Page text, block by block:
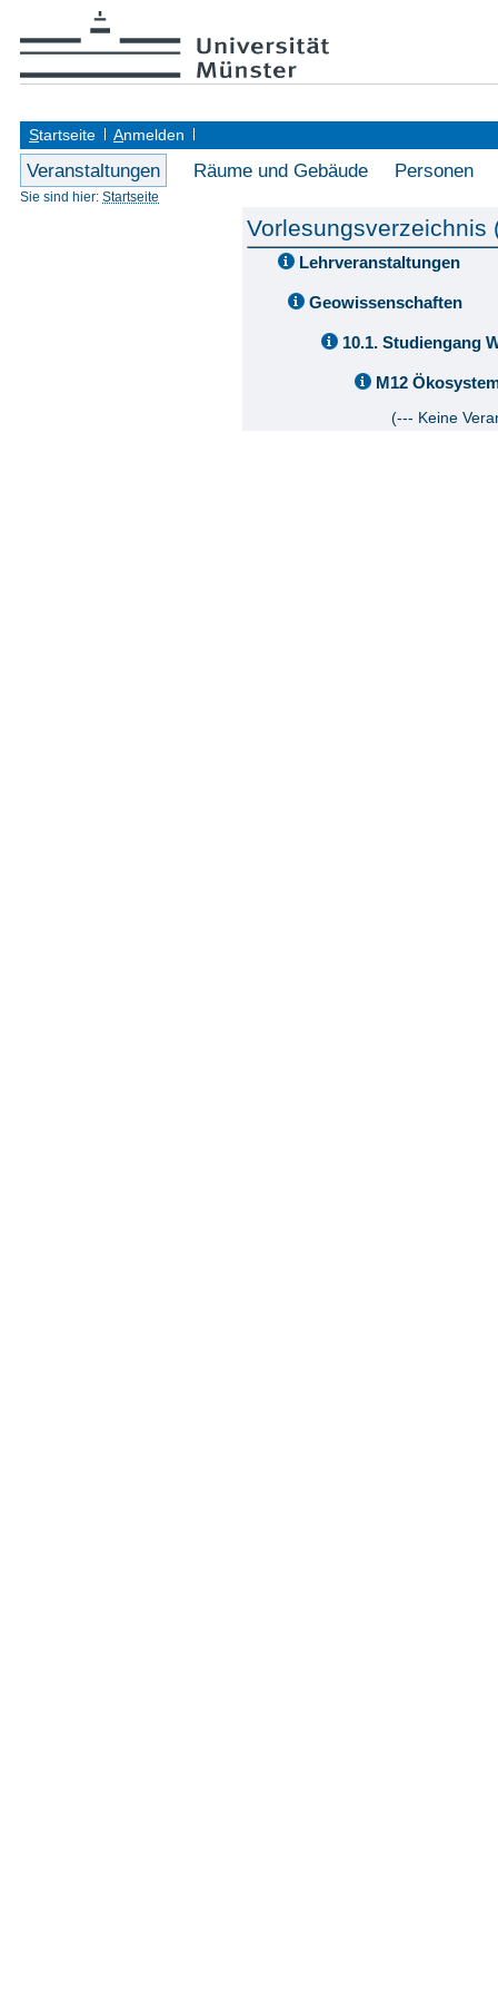
Startseite Anmelden
Veranstaltungen Räume und Gebäude Personen
Sie sind hier: Startseite
Vorlesungsverzeichnis
Lehrveranstaltungen
Geowissenschaften
10.1. Studiengang
M12
(--- Keine